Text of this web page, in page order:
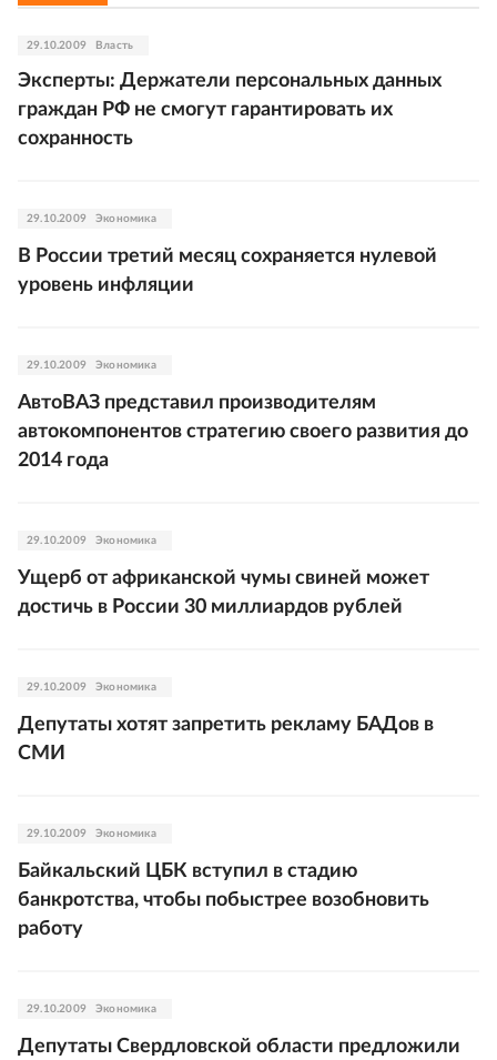
29.10.2009 Власть
Эксперты: Держатели персональных данных
граждан РФ не смогут гарантировать их
сохранность
29.10.2009 Экономика
В России третий месяц сохраняется нулевой
уровень инфляции
29.10.2009 Экономика
АвтоВАЗ представил производителям
автокомпонентов стратегию своего развития до
2014 года
29.10.2009 Экономика
Ущерб от африканской чумы свиней может
достичь в России 30 миллиардов рублей
29.10.2009 Экономика
Депутаты хотят запретить рекламу БАДов в
СМИ
29.10.2009 Экономика
Байкальский ЦБК вступил в стадию
банкротства, чтобы побыстрее возобновить
работу
29.10.2009 Экономика
Депутаты Свердловской области предложили